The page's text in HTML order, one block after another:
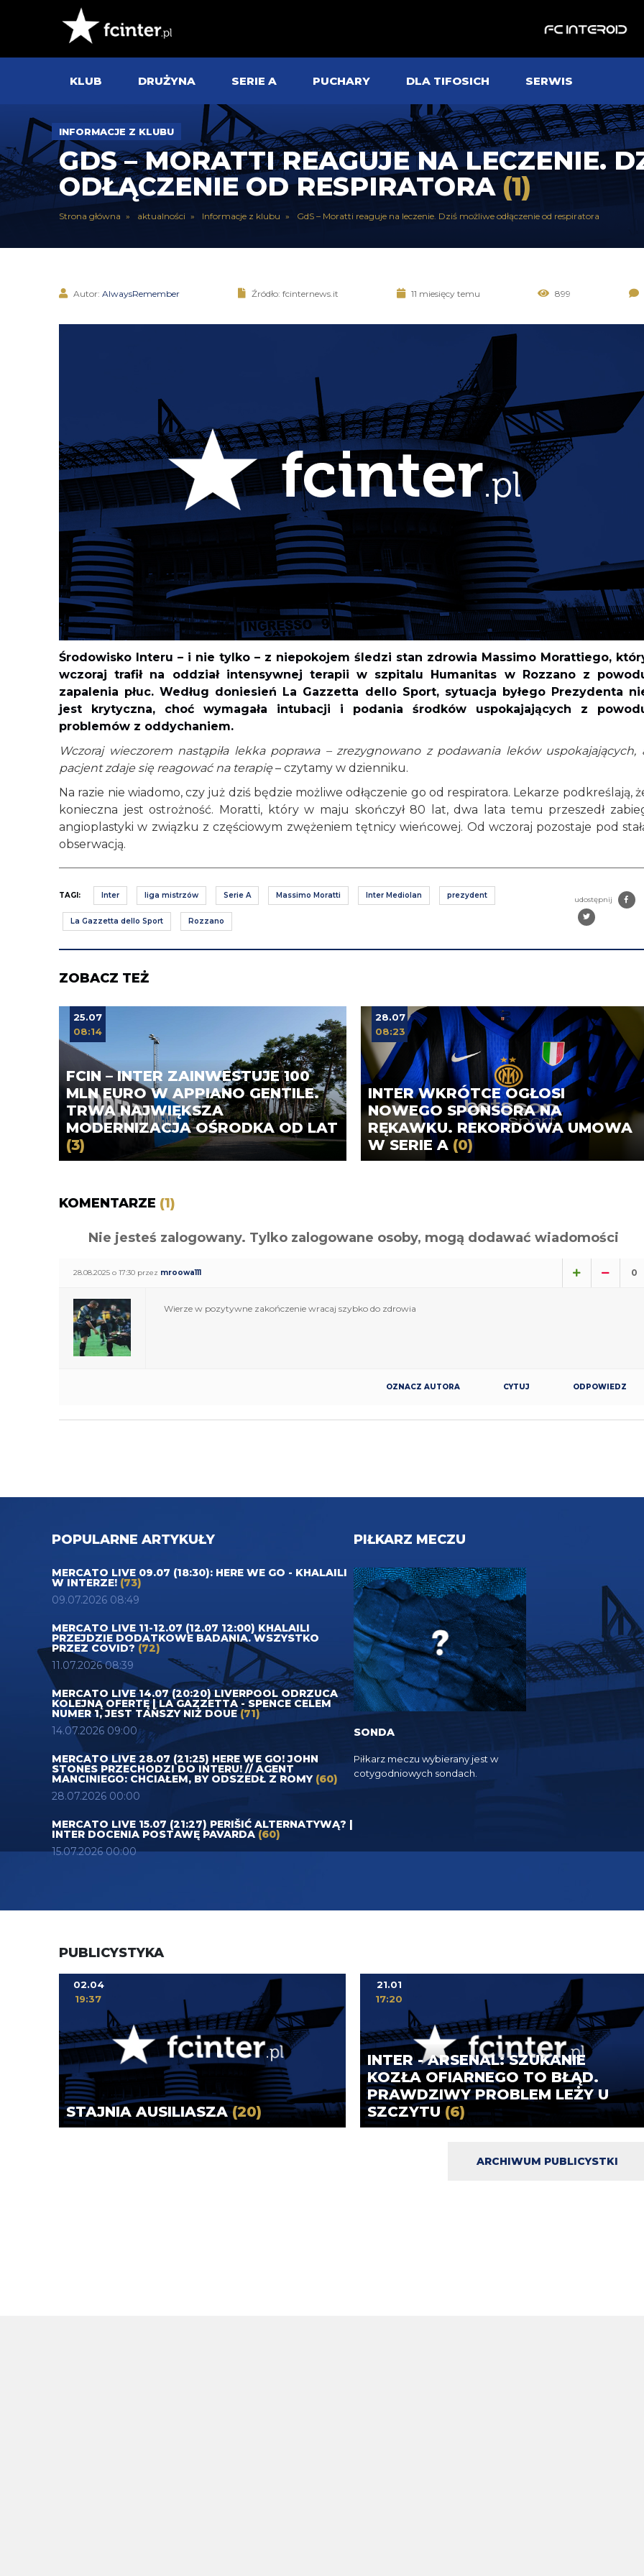
KLUB DRUŻYNA SERIE A PUCHARY DLA TIFOSICH SERWIS
INFORMACJE Z KLUBU
GDS – MORATTI REAGUJE NA LECZENIE.
ODŁĄCZENIE OD RESPIRATORA (1)
Strona główna aktualności Informacje z klubu GdS – Moratti reaguje na leczenie. Dziś możliwe odłączenie od respiratora
Autor: AlwaysRemember Źródło: fcinternews.it 11 miesięcy temu 899
Środowisko Interu – i nie tylko – z niepokojem śledzi stan zdrowia Massimo Morattiego,
wczoraj trafił na oddział intensywnej terapii w szpitalu Humanitas w Rozzano z
zapalenia płuc. Według doniesień La Gazzetta dello Sport, sytuacja byłego Prezydenta
jest krytyczna, choć wymagała intubacji i podania środków uspokajających z
problemów z oddychaniem.
Wczoraj wieczorem nastąpiła lekka poprawa – zrezygnowano z podawania leków uspokajających,
pacjent zdaje się reagować na terapię – czytamy w dzienniku.
Na razie nie wiadomo, czy już dziś będzie możliwe odłączenie go od respiratora. Lekarze podkreślają,
konieczna jest ostrożność. Moratti, który w maju skończył 80 lat, dwa lata temu przeszedł
angioplastyki w związku z częściowym zwężeniem tętnicy wieńcowej. Od wczoraj pozostaje pod
obserwacją.
TAGI: Inter liga mistrzów Serie A Massimo Moratti Inter Mediolan prezydent
La Gazzetta dello Sport Rozzano
udostępnij
ZOBACZ TEŻ
FCIN – INTER ZAINWESTUJE 100
MLN EURO W APPIANO GENTILE.
TRWA NAJWIĘKSZA
MODERNIZACJA OŚRODKA OD LAT
(3)
25.07
08:14
INTER WKRÓTCE OGŁOSI
NOWEGO SPONSORA NA
RĘKAWKU. REKORDOWA UMOWA
W SERIE A (0)
28.07
08:23
KOMENTARZE (1)
Nie jesteś zalogowany. Tylko zalogowane osoby, mogą dodawać wiadomości
28.08.2025 o 17:30 przez mroowa111 0
Wierze w pozytywne zakończenie wracaj szybko do zdrowia
OZNACZ AUTORA CYTUJ ODPOWIEDZ
POPULARNE ARTYKUŁY
MERCATO LIVE 09.07 (18:30): HERE WE GO - KHALAILI
W INTERZE! (73)
09.07.2026 08:49
MERCATO LIVE 11-12.07 (12.07 12:00) KHALAILI
PRZEJDZIE DODATKOWE BADANIA. WSZYSTKO
PRZEZ COVID? (72)
11.07.2026 08:39
MERCATO LIVE 14.07 (20:20) LIVERPOOL ODRZUCA
KOLEJNĄ OFERTĘ | LA GAZZETTA - SPENCE CELEM
NUMER 1, JEST TAŃSZY NIŻ DOUE(71)
14.07.2026 09:00
MERCATO LIVE 28.07 (21:25) HERE WE GO! JOHN
STONES PRZECHODZI DO INTERU! // AGENT
MANCINIEGO: CHCIAŁEM, BY ODSZEDŁ Z ROMY (60)
28.07.2026 00:00
MERCATO LIVE 15.07 (21:27) PERIŠIĆ ALTERNATYWĄ? |
INTER DOCENIA POSTAWĘ PAVARDA (60)
15.07.2026 00:00
PIŁKARZ MECZU
SONDA
Piłkarz meczu wybierany jest w
cotygodniowych sondach.
PUBLICYSTYKA
STAJNIA AUSILIASZA(20)
02.04
19:37
INTER - ARSENAL: SZUKANIE
KOZŁA OFIARNEGO TO BŁĄD.
PRAWDZIWY PROBLEM LEŻY U
SZCZYTU (6)
21.01
17:20
ARCHIWUM PUBLICYSTKI